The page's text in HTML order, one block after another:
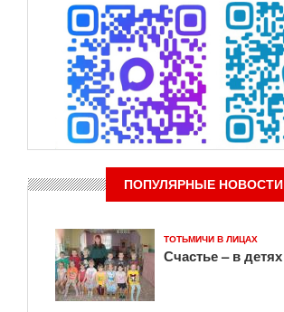
ПОПУЛЯРНЫЕ НОВОСТИ
ТОТЬМИЧИ В ЛИЦАХ
Счастье – в детях